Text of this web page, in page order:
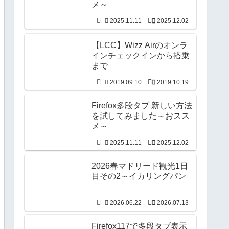
メ～
2025.11.11 2025.12.02
【LCC】Wizz Airのオンラ
インチェックインから搭乗
まで
2019.09.10 2019.10.19
Firefox多段タブ 新しい方法
を試してみました～おスス
メ～
2025.11.11 2025.12.02
2026春マドリード観光1日
目その2～イカリングパン
2026.06.22 2026.07.13
Firefox117で多段タブ表示